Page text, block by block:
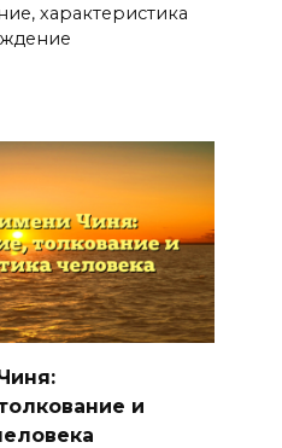
характеристика
и